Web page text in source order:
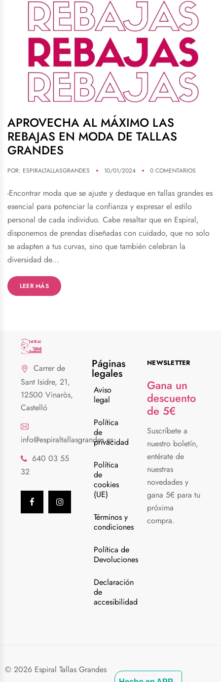
APROVECHA AL MÁXIMO LAS
REBAJAS EN MODA DE TALLAS
GRANDES
POR: ESPIRALTALLASGRANDES 10/01/2024 0 COMENTARIOS
-Encontrar moda que se ajuste y destaque en tallas grandes es
esencial para potenciar la confianza y expresar el estilo
personal de cada individuo. Cabe resaltar que en Espiral,
disponemos de prendas diseñadas con cuidado, que no solo
se adapten a tus curvas, sino que también celebran la
diversidad de...
LEER MÁS
Carrer de
Sant Isidre, 21,
12500 Vinaròs,
Castelló
info@espiraltallasgrandes.es
640 03 55
32
Páginas
legales
Aviso
legal
Política
de
privacidad
Política
de
cookies
(UE)
Términos y
condiciones
Política de
Devoluciones
Declaración
de
accesibilidad
NEWSLETTER
Gana un
descuento
de 5€
Suscríbete a
nuestro boletín,
entérate de
nuestras
novedades y
gana 5€ para tu
próxima
compra.
© 2026 Espiral Tallas Grandes